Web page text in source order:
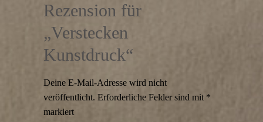
Rezension für
„Verstecken
Kunstdruck“
Deine E-Mail-Adresse wird nicht
veröffentlicht. Erforderliche Felder sind mit *
markiert